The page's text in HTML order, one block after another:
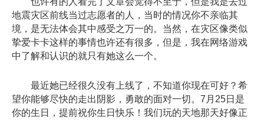
地震灾区前线当过志愿者的人，当时的情况你不亲临其
境，是无法体会其中感受之万一的。当然，在灾区像类似
挚爱卡卡这样的事情也许还有很多，但是，我在网络游戏
中了解和认识的就只有她这么一个。
最近她已经很久没有上线了，不知道你现在可好？希
望你能够尽快的走出阴影，勇敢的面对一切。7月25日是
你的生日，提前祝你生日快乐！我们玩的天地那天好像正